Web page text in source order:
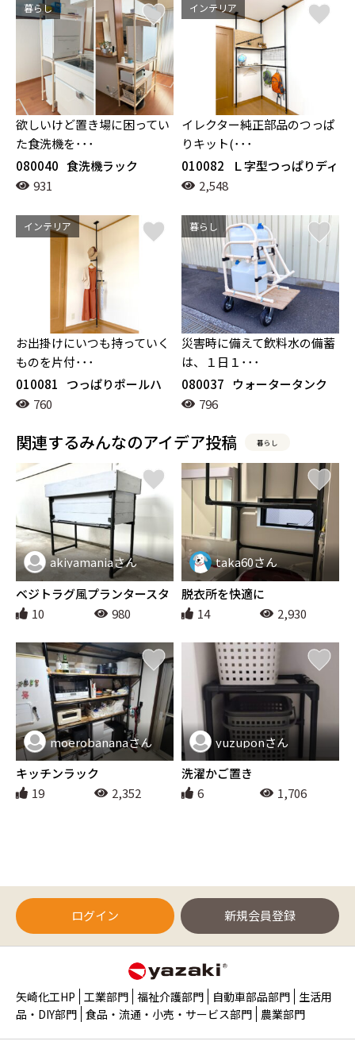
暮らし
欲しいけど置き場に困ってい
た食洗機を･･･
080040 食洗機ラック
931
インテリア
イレクター純正部品のつっぱ
りキット(･･･
010082
Ｌ字型つっぱりディ
スプレイ
2,548
インテリア
お出掛けにいつも持っていく
ものを片付･･･
010081
つっぱりポールハ
ンガー
760
暮らし
災害時に備えて飲料水の備蓄
は、１日１･･･
080037
ウォータータンク
カート（20L用）
796
関連するみんなのアイデア投稿 暮らし
ガーデニング
akiyamaniaさん
ベジトラグ風プランタースタ
ンド10 980
暮らし
taka60さん
脱衣所を快適に
14
2,930
インテリア
moerobananaさん
キッチンラック
19
2,352
インテリア
yuzuponさん
洗濯かご置き
6
1,706
ログイン 新規会員登録
矢崎化工HP 工業部門 福祉介護部門 自動車部品部門 生活用
品・DIY部門 食品・流通・小売・サービス部門 農業部門